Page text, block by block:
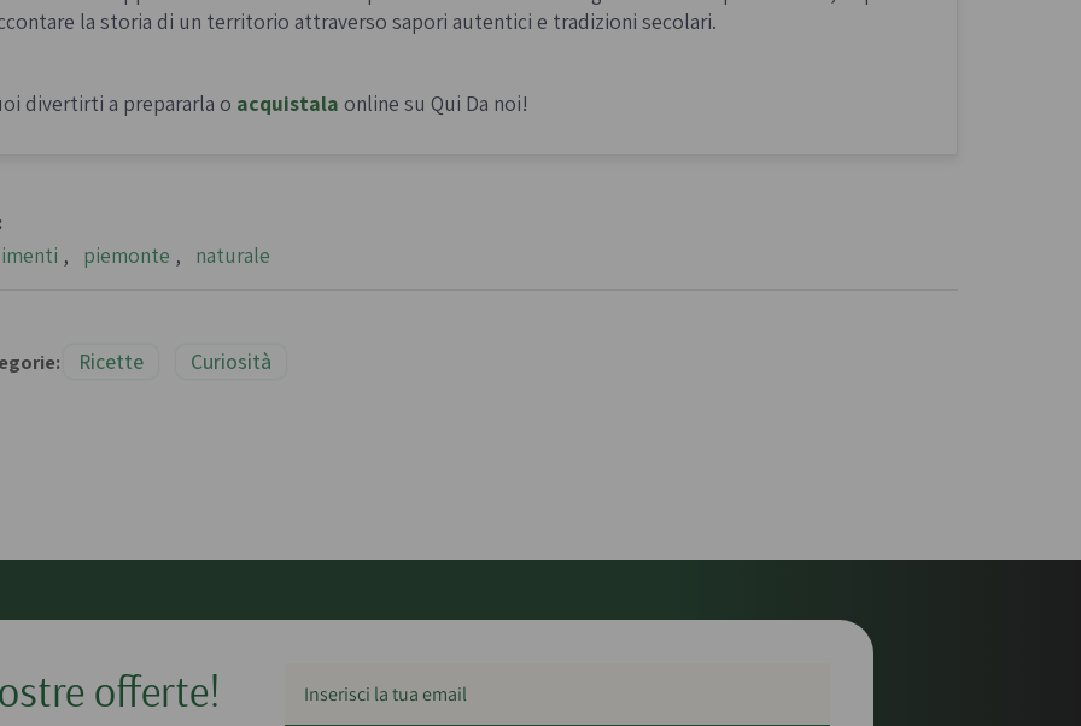
la storia di un territorio attraverso sapori autentici e tradizioni secolari.
divertirti a prepararla o acquistala online su Qui Da noi!
, piemonte , naturale
Ricette Curiosità
offerte!